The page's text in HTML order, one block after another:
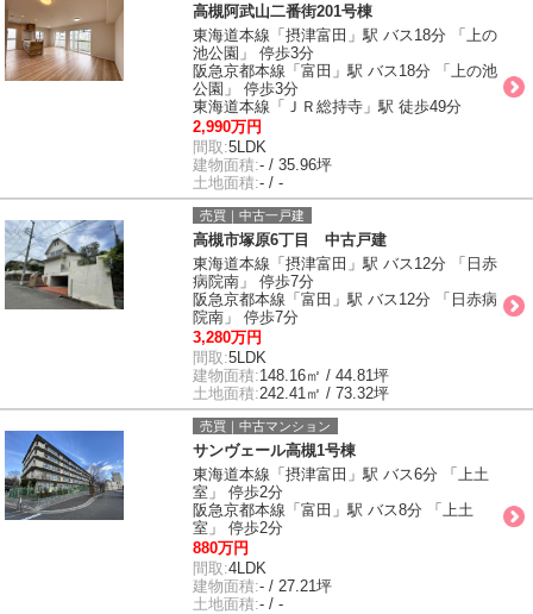
高槻阿武山二番街201号棟
東海道本線「摂津富田」駅 バス18分 「上の
池公園」 停歩3分
阪急京都本線「富田」駅 バス18分 「上の池
公園」 停歩3分
東海道本線「ＪＲ総持寺」駅 徒歩49分
2,990万円
間取:5LDK
建物面積:- / 35.96坪
土地面積:- / -
売買｜中古一戸建
高槻市塚原6丁目 中古戸建
東海道本線「摂津富田」駅 バス12分 「日赤
病院南」 停歩7分
阪急京都本線「富田」駅 バス12分 「日赤病
院南」 停歩7分
3,280万円
間取:5LDK
建物面積:148.16㎡ / 44.81坪
土地面積:242.41㎡ / 73.32坪
売買｜中古マンション
サンヴェール高槻1号棟
東海道本線「摂津富田」駅 バス6分 「上土
室」 停歩2分
阪急京都本線「富田」駅 バス8分 「上土
室」 停歩2分
880万円
間取:4LDK
建物面積:- / 27.21坪
土地面積:- / -